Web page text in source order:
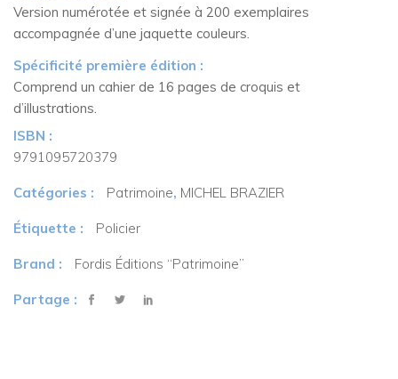
Version numérotée et signée à 200 exemplaires
accompagnée d’une jaquette couleurs.
Spécificité première édition :
Comprend un cahier de 16 pages de croquis et
d’illustrations.
ISBN :
9791095720379
Catégories : Patrimoine, MICHEL BRAZIER
Étiquette : Policier
Brand : Fordis Éditions “Patrimoine”
Partage :